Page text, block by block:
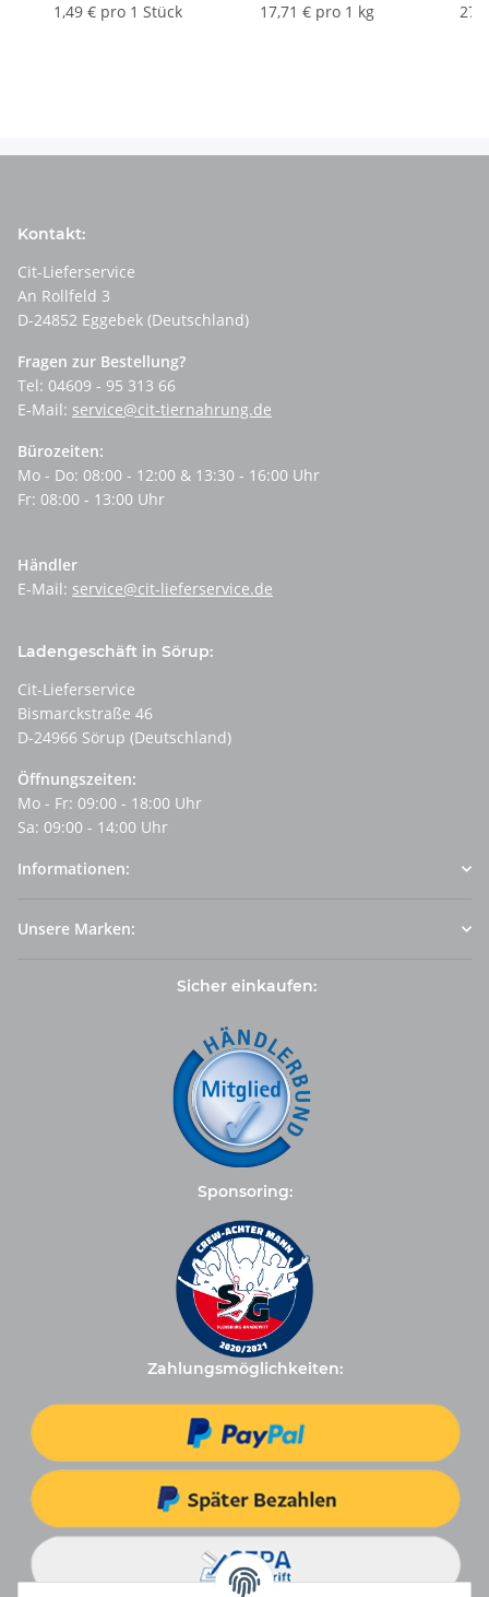
1,49 € pro 1 Stück
17,71 € pro 1 kg
Kontakt:
Cit-Lieferservice
An Rollfeld 3
D-24852 Eggebek (Deutschland)
Fragen zur Bestellung?
Tel: 04609 - 95 313 66
E-Mail: service@cit-tiernahrung.de
Bürozeiten:
Mo - Do: 08:00 - 12:00 & 13:30 - 16:00 Uhr
Fr: 08:00 - 13:00 Uhr
Händler
E-Mail: service@cit-lieferservice.de
Ladengeschäft in Sörup:
Cit-Lieferservice
Bismarckstraße 46
D-24966 Sörup (Deutschland)
Öffnungszeiten:
Mo - Fr: 09:00 - 18:00 Uhr
Sa: 09:00 - 14:00 Uhr
Informationen:
Unsere Marken:
Sicher einkaufen:
Sponsoring:
Zahlungsmöglichkeiten: